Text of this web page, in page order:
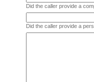
Did the caller provide a
Did the caller provide a